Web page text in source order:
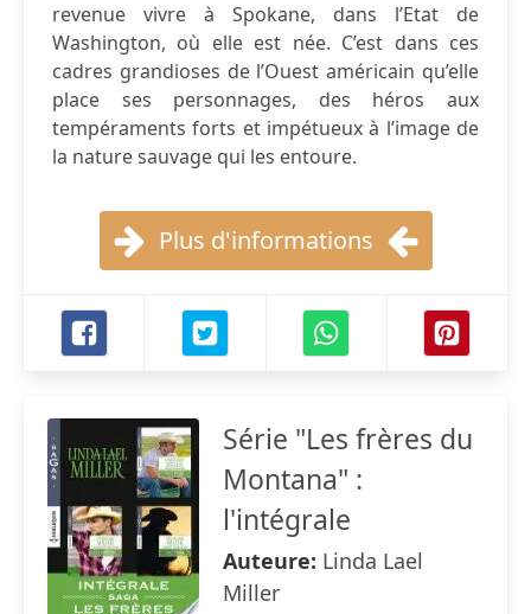
revenue vivre à Spokane, dans l’Etat de
Washington, où elle est née. C’est dans ces
cadres grandioses de l’Ouest américain qu’elle
place ses personnages, des héros aux
tempéraments forts et impétueux à l’image de
la nature sauvage qui les entoure.
Plus d'informations
Série "Les frères du
Montana" :
l'intégrale
Auteure: Linda Lael
Miller